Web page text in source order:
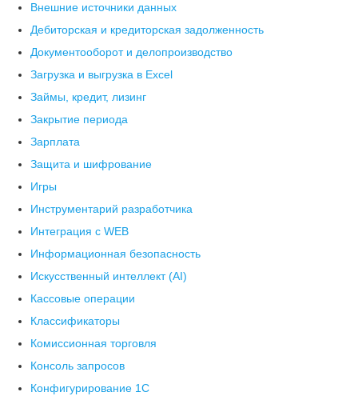
Внешние источники данных
Дебиторская и кредиторская задолженность
Документооборот и делопроизводство
Загрузка и выгрузка в Excel
Займы, кредит, лизинг
Закрытие периода
Зарплата
Защита и шифрование
Игры
Инструментарий разработчика
Интеграция с WEB
Информационная безопасность
Искусственный интеллект (AI)
Кассовые операции
Классификаторы
Комиссионная торговля
Консоль запросов
Конфигурирование 1С